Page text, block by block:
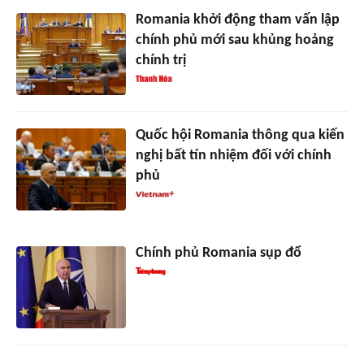
Romania khởi động tham vấn lập
chính phủ mới sau khủng hoảng
chính trị
Quốc hội Romania thông qua kiến
nghị bất tín nhiệm đối với chính
phủ
Chính phủ Romania sụp đổ